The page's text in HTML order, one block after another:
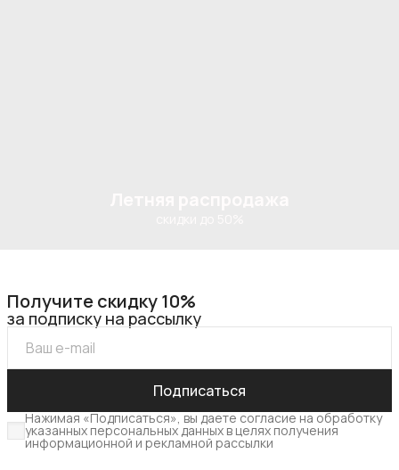
Получите скидку 10%
за подписку на рассылку
Подписаться
Нажимая «Подписаться», вы даете согласие на обработку
указанных персональных данных в целях получения
информационной и рекламной рассылки